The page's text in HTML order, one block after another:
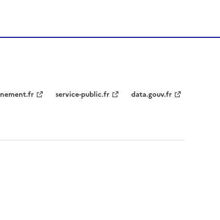
service-public.fr data.gouv.fr